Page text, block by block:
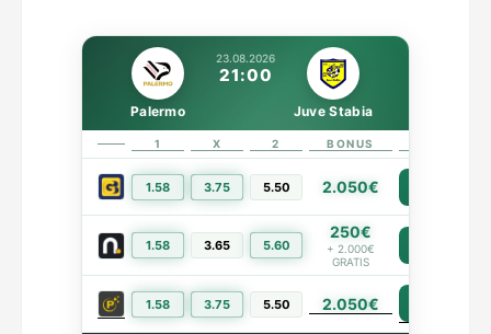
23.08.2026
21:00
Palermo Juve Stabia
1 X 2 BONUS
1.58 3.75 5.50 2.050€
1.58 3.65 5.60
250€
+ 2.000€
GRATIS
1.58 3.75 5.50 2.050€